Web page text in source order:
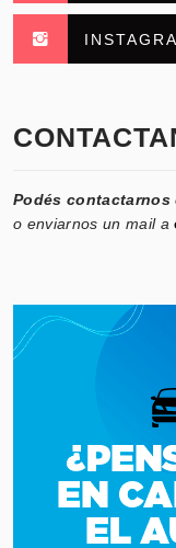
Podés contactarnos
o enviarnos un mail a